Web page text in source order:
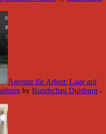
Agentur für Arbeit: Lage auf
by Rundschau Duisburg -